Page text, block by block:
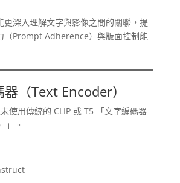
更深入理解文字與影像之間的關聯，提
（Prompt Adherence）與版面控制能
（Text Encoder）
使用傳統的 CLIP 或 T5 「文字編碼器
」。